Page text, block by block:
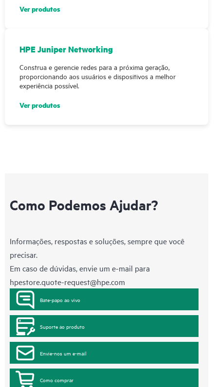
Ver produtos
HPE Juniper Networking
Construa e gerencie redes para a próxima geração,
proporcionando aos usuários e dispositivos a melhor
experiência possível.
Ver produtos
Como Podemos Ajudar?
Informações, respostas e soluções, sempre que você
precisar.
Em caso de dúvidas, envie um e-mail para
hpestore.quote-request@hpe.com
Bate-papo ao vivo
Suporte ao produto
Envie-nos um e-mail
Como comprar